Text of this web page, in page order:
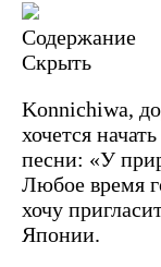
Содержание
Скрыть
Konnichiwa,
хочется
песни: «У
Любое время
хочу
Японии.